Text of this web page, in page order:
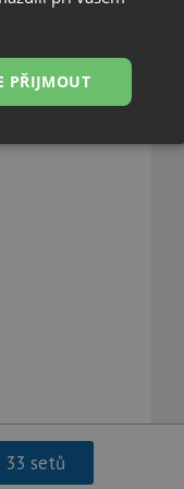
33 setů
PŘIJMOUT
Nezařazené
účtu. Webové
zařízení, která
a zlepšila